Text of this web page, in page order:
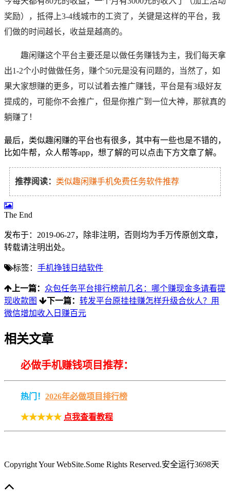
奖励），抵得上3-4线城市的工资了，关键是这样的平台，我
们做的时间越长，收益是越高的。
趣闲赚这个平台主要还是以做任务赚钱为主，我们每天拿
出1-2个小时做做任务，赚个50元是没有问题的，当然了，如
果大家想赚的更多，可以试着去推广赚钱，平台是有3级好友
提成的，可能你不会推广，但是你推广到一位大神，那就真的
躺赚了！
最后，类似趣闲赚的平台也有很多，其中有一些也是不错的，
比如牛帮，众人帮等app，想了解的可以点击下方文章了解。
推荐阅读： 类似趣闲赚手机免费任务软件推荐
The End
发布于：2019-06-27，除非注明，否则均为手万传原创文章，
转载请注明出处。
标签： 手机挣钱日结软件
上一篇： 众包任务平台排行榜前几名：哪个赚现金多请看提
现收款图
下一篇： 转发平台原挂挂赚怎样升级合伙人？用
微信增加收入日赚百元
相关文章
必做手机赚钱项目推荐：
热门！ 2026年必做项目排行榜
★★★★★ 点我查看教程
Copyright Your WebSite.Some Rights Reserved.安全运行3698天